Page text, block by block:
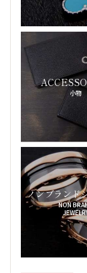
カ行
CARTIER
-カルティエ-
CAZAL
-カザール-
-ガラアー
CVSTOS
GRAHAM
-グラハム-
GRAFF
-グラフ-
KRISVANASSCHE
-クリスヴァンアッ
小物
ノンブランド
NON